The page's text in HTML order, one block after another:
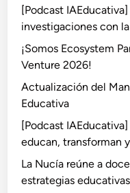
[Podcast IAEducativa]
investigaciones con
¡Somos Ecosystem
Venture 2026!
Actualización del
Educativa
[Podcast
educan, transforman
La Nucía reúne a
estrategias